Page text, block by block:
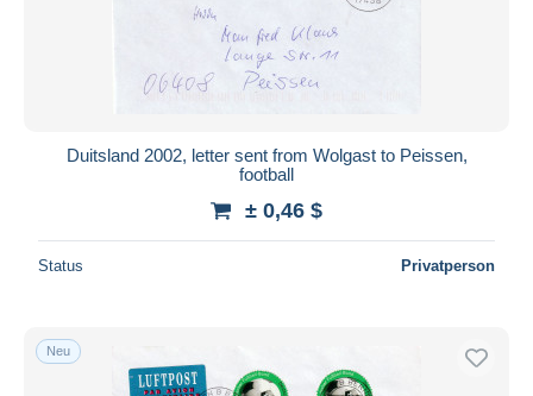
Duitsland 2002, letter sent from Wolgast to Peissen,
football
± 0,46 $
Status Privatperson
Neu